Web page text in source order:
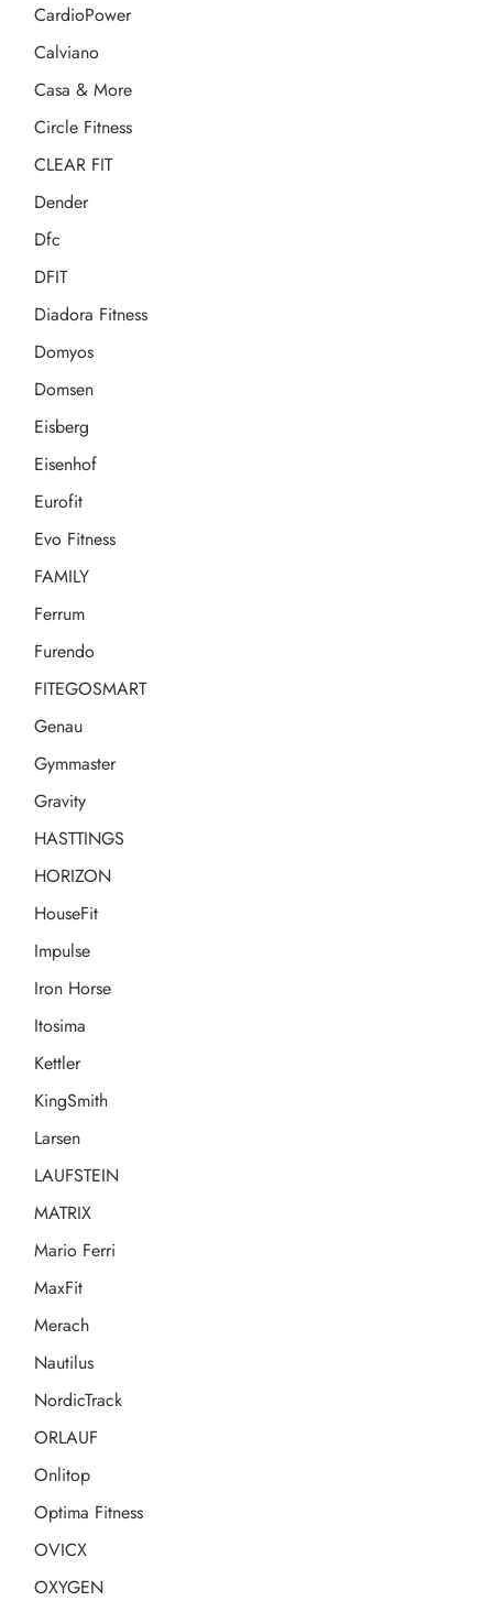
CardioPower
Calviano
Casa & More
Circle Fitness
CLEAR FIT
Dender
Dfc
DFIT
Diadora Fitness
Domyos
Domsen
Eisberg
Eisenhof
Eurofit
Evo Fitness
FAMILY
Ferrum
Furendo
FITEGOSMART
Genau
Gymmaster
Gravity
HASTTINGS
HORIZON
HouseFit
Impulse
Iron Horse
Itosima
Kettler
KingSmith
Larsen
LAUFSTEIN
MATRIX
Mario Ferri
MaxFit
Merach
Nautilus
NordicTrack
ORLAUF
Onlitop
Optima Fitness
OVICX
OXYGEN